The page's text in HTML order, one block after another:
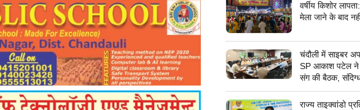
वर्षीय किशोर
मेला जाने के बाद नहीं
गुमशुदगी
चंदौली में साइबर
SP आकाश पटेल ने
संग की बैठक,
निगरानी के दिए
राज्य ताइक्वांडो